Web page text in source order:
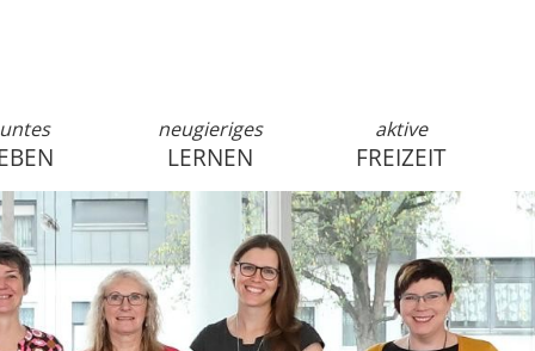
anmelden
neugieriges
LERNEN
aktive
FREIZEIT